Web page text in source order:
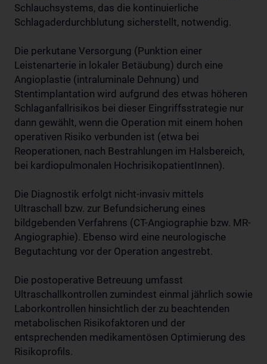
Schlauchsystems, das die kontinuierliche
Schlagaderdurchblutung sicherstellt, notwendig.
Die perkutane Versorgung (Punktion einer
Leistenarterie in lokaler Betäubung) durch eine
Angioplastie (intraluminale Dehnung) und
Stentimplantation wird aufgrund des etwas höheren
Schlaganfallrisikos bei dieser Eingriffsstrategie nur
dann gewählt, wenn die Operation mit einem hohen
operativen Risiko verbunden ist (etwa bei
Reoperationen, nach Bestrahlungen im Halsbereich,
bei kardiopulmonalen HochrisikopatientInnen).
Die Diagnostik erfolgt nicht-invasiv mittels
Ultraschall bzw. zur Befundsicherung eines
bildgebenden Verfahrens (CT-Angiographie bzw. MR-
Angiographie). Ebenso wird eine neurologische
Begutachtung vor der Operation angestrebt.
Die postoperative Betreuung umfasst
Ultraschallkontrollen zumindest einmal jährlich sowie
Laborkontrollen hinsichtlich der zu beachtenden
metabolischen Risikofaktoren und der
entsprechenden medikamentösen Optimierung des
Risikoprofils.